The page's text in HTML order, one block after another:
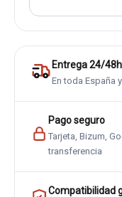
Entrega 24/48h
En toda España
Pago seguro
Tarjeta, Bizum,
transferencia
Compatibilidad